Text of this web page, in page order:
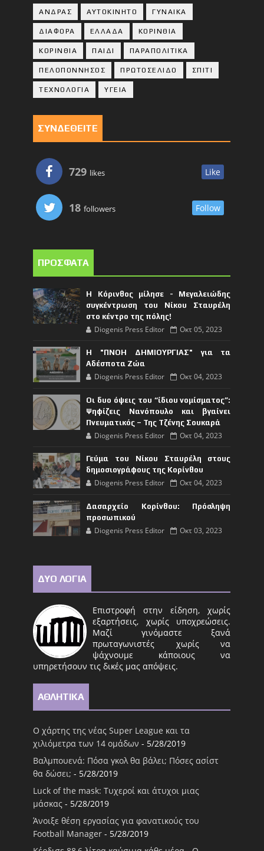
ΑΝΔΡΑΣ ΑΥΤΟΚΙΝΗΤΟ ΓΥΝΑΙΚΑ
ΔΙΑΦΟΡΑ ΕΛΛΑΔΑ ΚΟΡΙΝΘΙΑ
ΚΟΡΙΝΘΙA ΠΑΙΔΙ ΠΑΡΑΠΟΛΙΤΙΚΑ
ΠΕΛΟΠΟΝΝΗΣΟΣ ΠΡΩΤΟΣΕΛΙΔΟ ΣΠΙΤΙ
ΤΕΧΝΟΛΟΓΙΑ ΥΓΕΙΑ
ΣΥΝΔΕΘΕΙΤΕ
729 likes Like
18 followers Follow
ΠΡΟΣΦΑΤΑ
Η Κόρινθος μίλησε - Μεγαλειώδης
συγκέντρωση του Νίκου Σταυρέλη
στο κέντρο της πόλης!
Diogenis Press Editor Οκτ 05, 2023
Η "ΠΝΟΗ ΔΗΜΙΟΥΡΓΙΑΣ" για τα
Αδέσποτα Ζώα
Diogenis Press Editor Οκτ 04, 2023
Οι δυο όψεις του “ίδιου νομίσματος”:
Ψηφίζεις Νανόπουλο και βγαίνει
Πνευματικός – Της Τζένης Σουκαρά
Diogenis Press Editor Οκτ 04, 2023
Γεύμα του Νίκου Σταυρέλη στους
δημοσιογράφους της Κορίνθου
Diogenis Press Editor Οκτ 04, 2023
Δασαρχείο Κορίνθου: Πρόσληψη
προσωπικού
Diogenis Press Editor Οκτ 03, 2023
ΔΥΟ ΛΟΓΙΑ
Επιστροφή στην είδηση, χωρίς
εξαρτήσεις, χωρίς υποχρεώσεις.
Μαζί γινόμαστε ξανά
πρωταγωνιστές χωρίς να
ψάχνουμε κάποιους να
υπηρετήσουν τις δικές μας απόψεις.
ΑΘΛΗΤΙΚΑ
Ο χάρτης της νέας Super League και τα
χιλιόμετρα των 14 ομάδων - 5/28/2019
Βαλμπουενά: Πόσα γκολ θα βάλει; Πόσες ασίστ
θα δώσει; - 5/28/2019
Luck of the mask: Τυχεροί και άτυχοι μιας
μάσκας - 5/28/2019
Άνοιξε θέση εργασίας για φανατικούς του
Football Μanager - 5/28/2019